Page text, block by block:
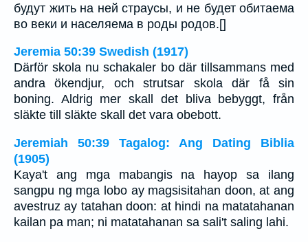
будут жить на ней страусы, и не будет обитаема
во веки и населяема в роды родов.[]
Jeremia 50:39 Swedish (1917)
Därför skola nu schakaler bo där tillsammans med
andra ökendjur, och strutsar skola där få sin
boning. Aldrig mer skall det bliva bebyggt, från
släkte till släkte skall det vara obebott.
Jeremiah 50:39 Tagalog: Ang Dating Biblia
(1905)
Kaya't ang mga mabangis na hayop sa ilang
sangpu ng mga lobo ay magsisitahan doon, at ang
avestruz ay tatahan doon: at hindi na matatahanan
kailan pa man; ni matatahanan sa sali't saling lahi.